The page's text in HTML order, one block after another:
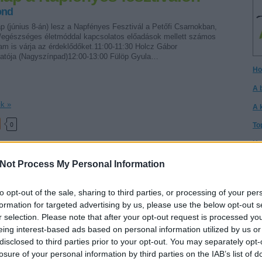
Process My Personal Information
opt-out of the sale, sharing to third parties, or processing of your
for targeted advertising by us, please use the below opt-out
selection. Please note that after your opt-out request is processed
interest-based ads based on personal information utilized by us
to third parties prior to your opt-out. You may separately
of your personal information by third parties on the IAB’s list of
A
A
Itt
(június 8-án) lesz a Napfényes Fesztivál a Petőfi Csarnokban,
életmóddal kapcsolatos előadások mellett számos
is várja az érdeklődőket.11:00-11:30 Holcz Gábor
(Nagyszínpad)12:00-13:00 Fülöp Gyula…
»
0
holcz gábor fülöp gyula váradi tibor napfényes
július
európai és néhány amerikai bűvész esemény dátuma és